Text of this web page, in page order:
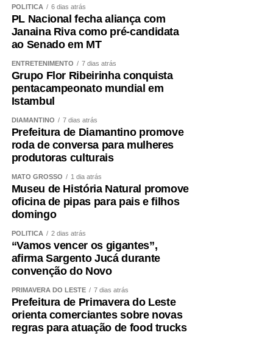
POLÍTICA 6 dias atrás
PL Nacional fecha aliança com
Janaina Riva como pré-candidata
ao Senado em MT
ENTRETENIMENTO 7 dias atrás
Grupo Flor Ribeirinha conquista
pentacampeonato mundial em
Istambul
DIAMANTINO 7 dias atrás
Prefeitura de Diamantino promove
roda de conversa para mulheres
produtoras culturais
MATO GROSSO 1 dia atrás
Museu de História Natural promove
oficina de pipas para pais e filhos
domingo
POLÍTICA 2 dias atrás
“Vamos vencer os gigantes”,
afirma Sargento Jucá durante
convenção do Novo
PRIMAVERA DO LESTE 7 dias atrás
Prefeitura de Primavera do Leste
orienta comerciantes sobre novas
regras para atuação de food trucks